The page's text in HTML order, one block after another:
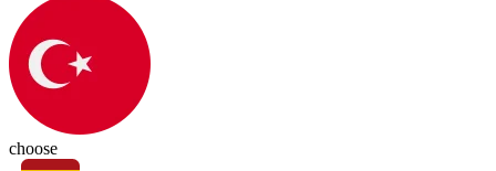
choose